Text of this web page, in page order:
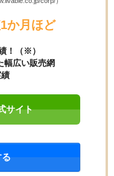
か月ほど
！（※）
幅広い販売網
サイト